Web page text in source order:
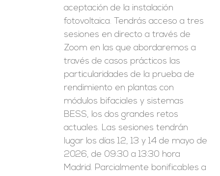
aceptación de la instalación
fotovoltaica. Tendrás acceso a tres
sesiones en directo a través de
Zoom en las que abordaremos a
través de casos prácticos las
particularidades de la prueba de
rendimiento en plantas con
módulos bifaciales y sistemas
BESS, los dos grandes retos
actuales. Las sesiones tendrán
lugar los días 12, 13 y 14 de mayo de
2026, de 09:30 a 13:30 hora
Madrid. Parcialmente bonificables a